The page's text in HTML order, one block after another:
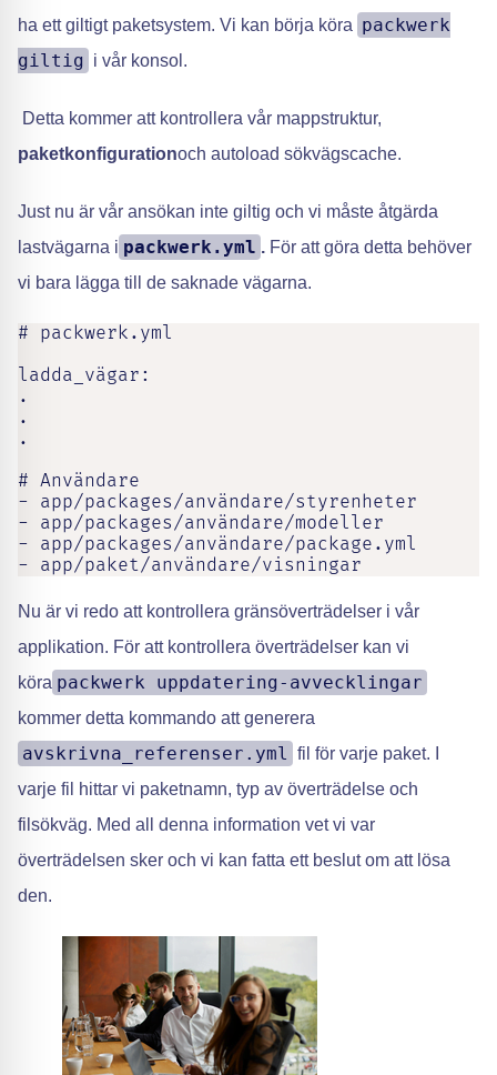
ha ett giltigt paketsystem. Vi kan börja köra packwerk
giltig i vår konsol.
Detta kommer att kontrollera vår mappstruktur,
paketkonfigurationoch autoload sökvägscache.
Just nu är vår ansökan inte giltig och vi måste åtgärda
lastvägarna i packwerk.yml . För att göra detta behöver
vi bara lägga till de saknade vägarna.
# packwerk.yml
ladda_vägar:
.
.
.
# Användare
- app/packages/användare/styrenheter
- app/packages/användare/modeller
- app/packages/användare/package.yml
- app/paket/användare/visningar
Nu är vi redo att kontrollera gränsöverträdelser i vår
applikation. För att kontrollera överträdelser kan vi
köra packwerk uppdatering-avvecklingar
kommer detta kommando att generera
avskrivna_referenser.yml
fil för varje paket. I
varje fil hittar vi paketnamn, typ av överträdelse och
filsökväg. Med all denna information vet vi var
överträdelsen sker och vi kan fatta ett beslut om att lösa
den.